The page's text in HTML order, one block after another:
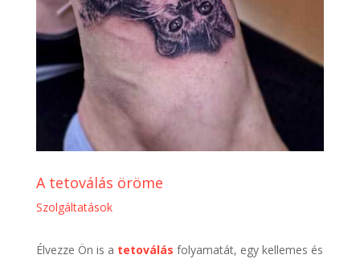
A tetoválás öröme
Szolgáltatások
Élvezze Ön is a tetoválás folyamatát, egy kellemes és